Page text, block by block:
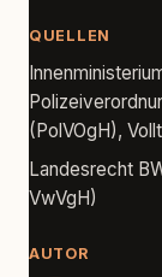
QUELLEN
(PolVOgH),
Landesrecht
VwVgH)
AUTOR